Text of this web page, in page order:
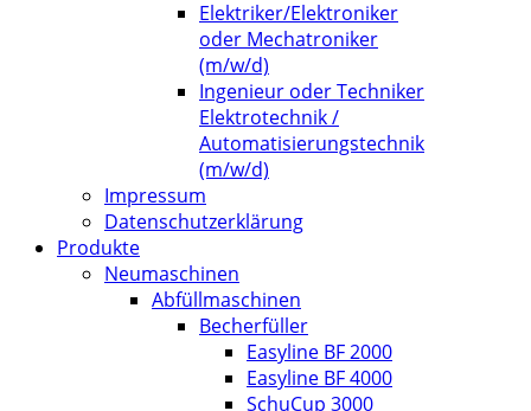
Elektriker/Elektroniker
oder Mechatroniker
(m/w/d)
Ingenieur oder Techniker
Elektrotechnik /
Automatisierungstechnik
(m/w/d)
Impressum
Datenschutzerklärung
Produkte
Neumaschinen
Abfüllmaschinen
Becherfüller
Easyline BF 2000
Easyline BF 4000
SchuCup 3000